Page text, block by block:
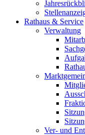
Rathaus & Service
Verwaltung
Ver- und